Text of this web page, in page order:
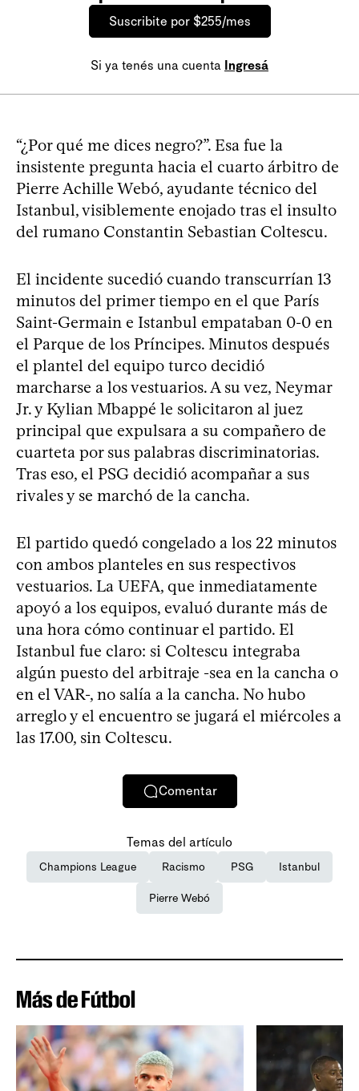
Suscribite por $255/mes
Si ya tenés una cuenta Ingresá
“¿Por qué me dices negro?”. Esa fue la
insistente pregunta hacia el cuarto árbitro de
Pierre Achille Webó, ayudante técnico del
Istanbul, visiblemente enojado tras el insulto
del rumano Constantin Sebastian Coltescu.
El incidente sucedió cuando transcurrían 13
minutos del primer tiempo en el que París
Saint-Germain e Istanbul empataban 0-0 en
el Parque de los Príncipes. Minutos después
el plantel del equipo turco decidió
marcharse a los vestuarios. A su vez, Neymar
Jr. y Kylian Mbappé le solicitaron al juez
principal que expulsara a su compañero de
cuarteta por sus palabras discriminatorias.
Tras eso, el PSG decidió acompañar a sus
rivales y se marchó de la cancha.
El partido quedó congelado a los 22 minutos
con ambos planteles en sus respectivos
vestuarios. La UEFA, que inmediatamente
apoyó a los equipos, evaluó durante más de
una hora cómo continuar el partido. El
Istanbul fue claro: si Coltescu integraba
algún puesto del arbitraje -sea en la cancha o
en el VAR-, no salía a la cancha. No hubo
arreglo y el encuentro se jugará el miércoles a
las 17.00, sin Coltescu.
Comentar
Temas del artículo
Champions League Racismo PSG Istanbul
Pierre Webó
Más de Fútbol